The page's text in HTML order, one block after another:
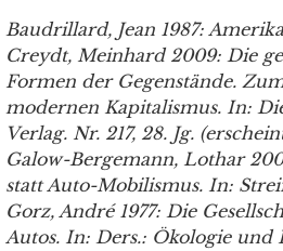
Baudrillard, Jean 1987:
Creydt, Meinhard 2009: Die
Formen der Gegenstände.
modernen Kapitalismus. In:
Verlag. Nr. 217, 28. Jg.
Galow-Bergemann, Lothar
statt Auto-Mobilismus. In:
Gorz, André 1977: Die
Autos. In: Ders.: Ökologie und